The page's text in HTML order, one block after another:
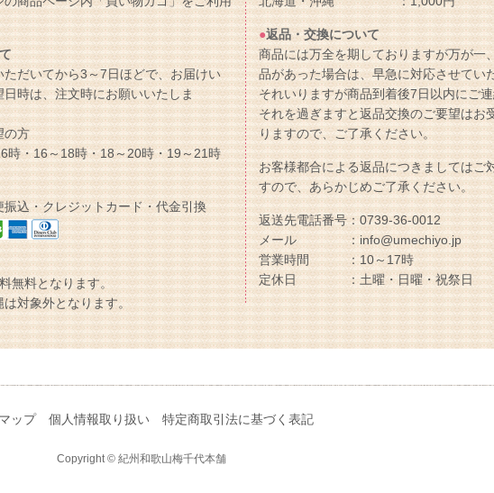
ただいてから3～7日ほどで、お届けい
日時は、注文時にお願いいたしま
の方
時・16～18時・18～20時・19～21時
振込・クレジットカード・代金引換
無料となります。
対象外となります。
●返品・交換について
商品には万全を期しておりますが万が一
品があった場合は、早急に対応させてい
それいりますが商品到着後7日以内にご
それを過ぎますと返品交換のご要望はお
りますので、ご了承ください。
お客様都合による返品につきましてはご
すので、あらかじめご了承ください。
返送先電話番号：0739-36-0012
メール ：info@umechiyo.jp
営業時間 ：10～17時
定休日 ：土曜・日曜・祝祭日
ップ 個人情報取り扱い 特定商取引法に基づく表記
Copyright © 紀州和歌山梅千代本舗